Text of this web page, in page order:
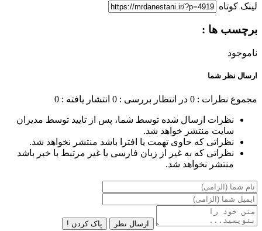
لینک کوتاه
برچسب ها :
ناموجود
ارسال نظر شما
مجموع نظرات : 0 در انتظار بررسی : 0 انتشار یافته : 0
نظرات ارسال شده توسط شما، پس از تایید توسط مدیران
سایت منتشر خواهد شد.
نظراتی که حاوی تهمت یا افترا باشد منتشر نخواهد شد.
نظراتی که به غیر از زبان فارسی یا غیر مرتبط با خبر باشد
منتشر نخواهد شد.
ارسال نظر پاک کردن !